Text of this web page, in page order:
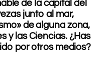
de la capital del
junto al mar,
de alguna zona,
y las Ciencias. ¿Has
por otros medios?